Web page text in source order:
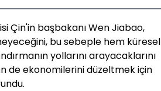
Çin'in başbakanı Wen Jiabao,
bu sebeple hem küresel
yollarını arayacaklarını
de ekonomilerini düzeltmek için